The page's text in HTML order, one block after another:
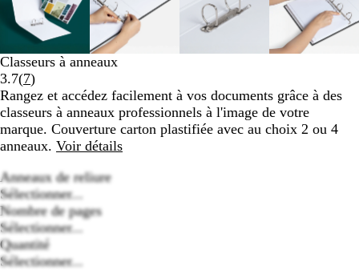
minimum
développer
touches
plus
et
moins
zoomer
les
touches
fléchées
pour
faire
défiler
minimum
développer
touches
plus
et
zoomer
et
les
touches
minimum
développer
touches
plus
moins
zoomer
et
touches
plus
et
zoomer
sur
Classeurs à anneaux
3.7(7Lire
les
7
avis
)
Rangez et accédez facilement à vos documents grâce à des
classeurs à anneaux professionnels à l'image de votre
marque. Couverture carton plastifiée avec au choix 2 ou 4
anneaux. Voir détails
Anneaux de reliure
Sélectionner...
Nombre de pages
Sélectionner...
Quantité
Sélectionner...